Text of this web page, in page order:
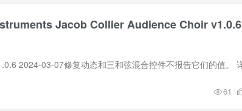
Jacob Collier Audience Choir v1.0.6
61